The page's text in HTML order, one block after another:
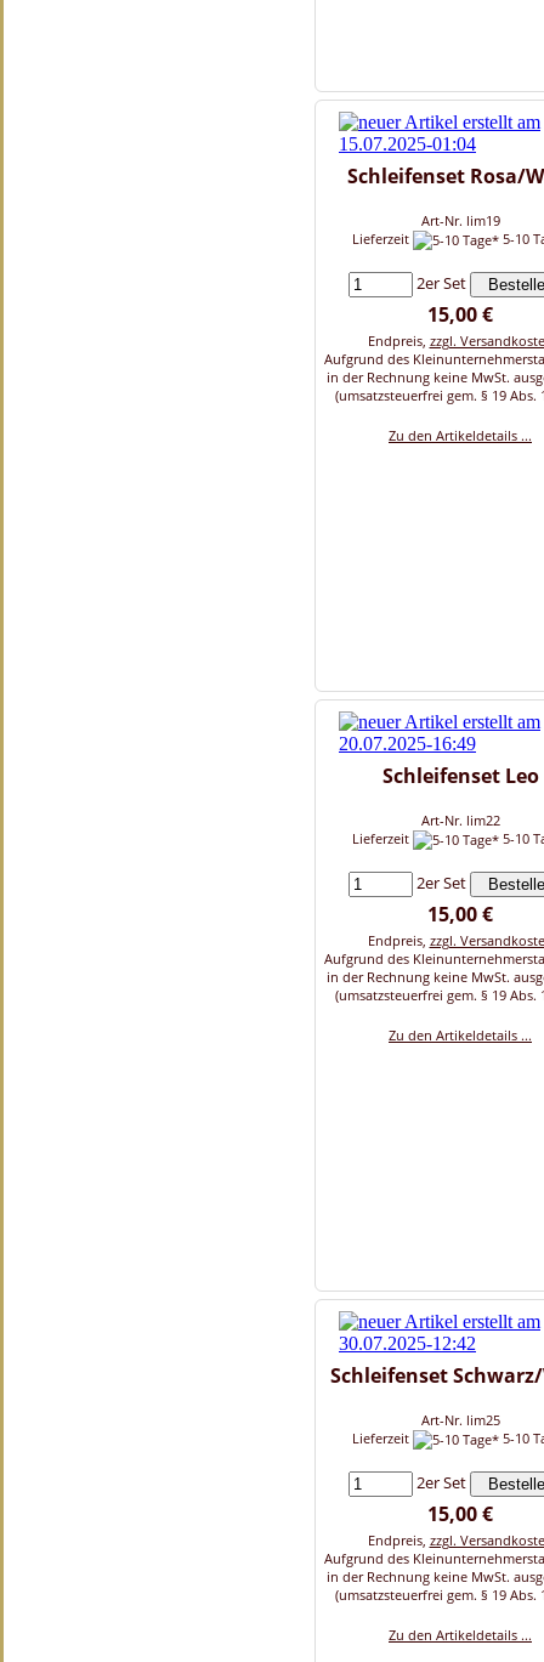
Schleifenset Rosa/
Art-Nr. lim19
Lieferzeit
5-10
2er Set
15,00 €
Endpreis, zzgl.
Aufgrund des
in der Rechnung keine MwSt.
(umsatzsteuerfrei gem. § 19 Abs.
Zu den Artikeldetails ...
Schleifenset Leo
Art-Nr. lim22
Lieferzeit
5-10
2er Set
15,00 €
Endpreis, zzgl.
Aufgrund des
in der Rechnung keine MwSt.
(umsatzsteuerfrei gem. § 19 Abs.
Zu den Artikeldetails ...
Schleifenset
Art-Nr. lim25
Lieferzeit
5-10
2er Set
15,00 €
Endpreis, zzgl.
Aufgrund des
in der Rechnung keine MwSt.
(umsatzsteuerfrei gem. § 19 Abs.
Zu den Artikeldetails ...